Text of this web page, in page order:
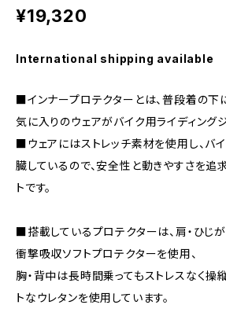
¥19,320
International shipping available
■インナープロテクターとは、普段着の下
気に入りのウェアがバイク用ライディングジ
■ウェアにはストレッチ素材を使用し、バ
臓しているので、安全性と動きやすさを追
トです。
■搭載しているプロテクターは、肩・ひじ
衝撃吸収ソフトプロテクターを使用、
胸・背中は長時間乗ってもストレスなく操
トなウレタンを使用しています。